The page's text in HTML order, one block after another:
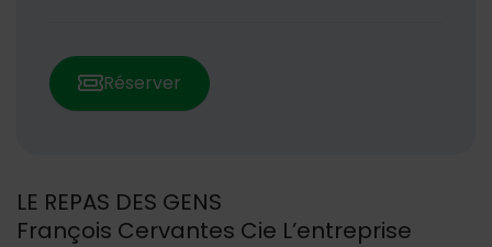
Réserver
LE REPAS DES GENS
François Cervantes Cie L’entreprise